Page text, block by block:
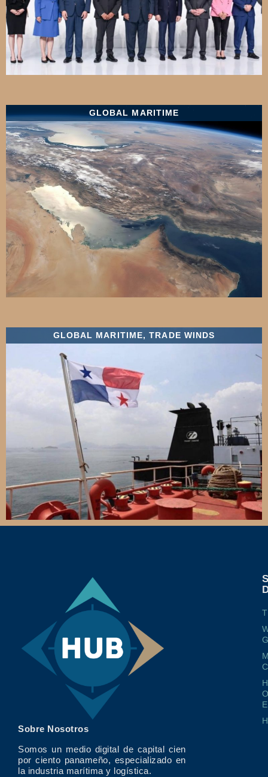
GLOBAL MARITIME
GLOBAL MARITIME,TRADE WINDS
Sobre Nosotros
Somos un medio digital de capital cien
por ciento panameño, especializado en
la industria marítima y logística.